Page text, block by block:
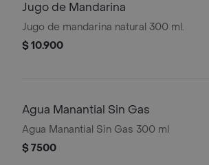
Jugo de Mandarina
Jugo de mandarina natural 300 ml.
$ 10.900
Agua Manantial Sin Gas
Agua Manantial Sin Gas 300 ml
$ 7500